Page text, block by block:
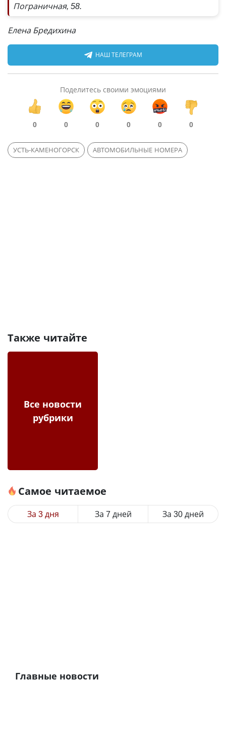
Пограничная, 58.
Елена Бредихина
НАШ ТЕЛЕГРАМ
Поделитесь своими эмоциями
0 0 0 0 0 0
УСТЬ-КАМЕНОГОРСК АВТОМОБИЛЬНЫЕ НОМЕРА
Также читайте
Все новости
рубрики
Самое читаемое
За 3 дня За 7 дней За 30 дней
Главные новости